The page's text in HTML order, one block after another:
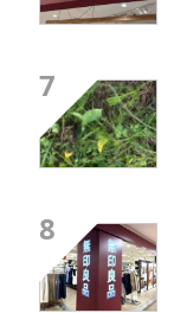
7
8